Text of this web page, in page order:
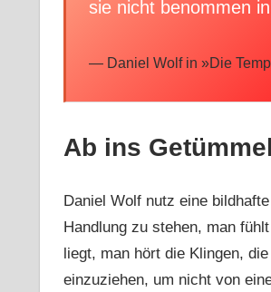
sie nicht benommen
Daniel Wolf in »Die
Ab ins
Daniel Wolf nutz eine
Handlung zu stehen, man
liegt, man hört die Klingen,
einzuziehen, um nicht von